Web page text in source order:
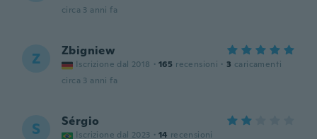
circa 3 anni fa
Z Zbigniew
Iscrizione dal 2018 · 165 recensioni · 3 caricamenti
circa 3 anni fa
S Sérgio
Iscrizione dal 2023 · 14 recensioni